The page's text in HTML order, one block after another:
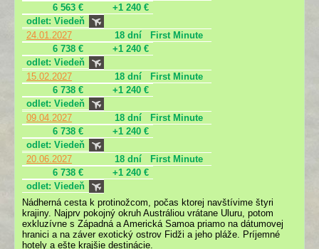
6 563 €
+1 240 €
odlet: Viedeň
24.01.2027
18 dní
First Minute
6 738 €
+1 240 €
odlet: Viedeň
15.02.2027
18 dní
First Minute
6 738 €
+1 240 €
odlet: Viedeň
09.04.2027
18 dní
First Minute
6 738 €
+1 240 €
odlet: Viedeň
20.06.2027
18 dní
First Minute
6 738 €
+1 240 €
odlet: Viedeň
Nádherná cesta k protinožcom, počas ktorej navštívime štyri
krajiny. Najprv pokojný okruh Austráliou vrátane Uluru, potom
exkluzívne s Západná a Americká Samoa priamo na dátumovej
hranici a na záver exotický ostrov Fidži a jeho pláže. Príjemné
hotely a ešte krajšie destinácie.